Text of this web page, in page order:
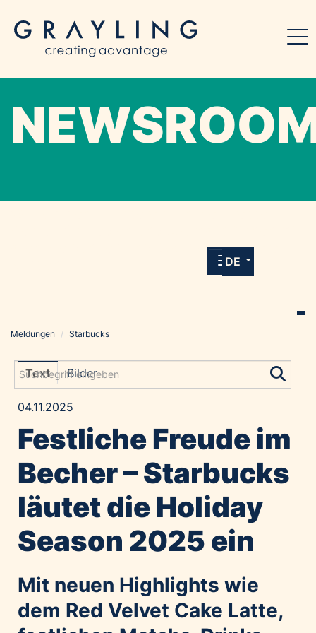
allen Meldungen und Downloads unserer
DE
Grayling Agentur
Amadeus Austrian Music Awards
Constantia Flexibles
Costa Kreuzfahrten
Emirates
Financial Times
GE HealthCare
Meldungen / Starbucks
Text Bilder
04.11.2025
Festliche Freude im
Becher – Starbucks
läutet die Holiday
Season 2025 ein
Mit neuen Highlights wie
dem Red Velvet Cake Latte,